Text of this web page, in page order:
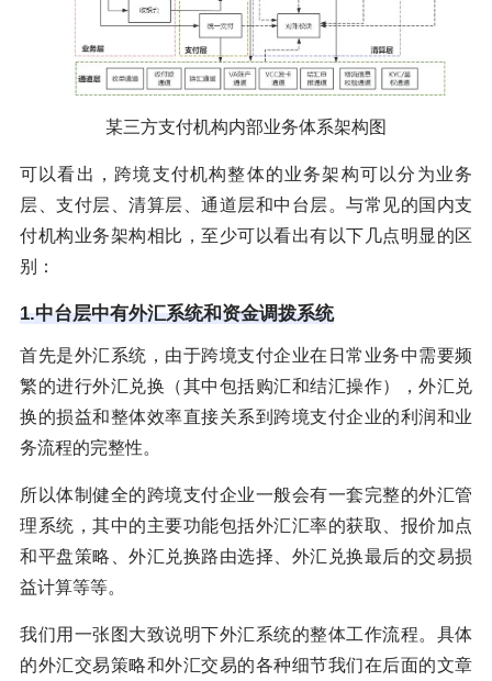
某三方支付机构内部业务体系架构图
可以看出，跨境支付机构整体的业务架构可以分为业务
层、支付层、清算层、通道层和中台层。与常见的国内支
付机构业务架构相比，至少可以看出有以下几点明显的区
别：
1.中台层中有外汇系统和资金调拨系统
首先是外汇系统，由于跨境支付企业在日常业务中需要频
繁的进行外汇兑换（其中包括购汇和结汇操作），外汇兑
换的损益和整体效率直接关系到跨境支付企业的利润和业
务流程的完整性。
所以体制健全的跨境支付企业一般会有一套完整的外汇管
理系统，其中的主要功能包括外汇汇率的获取、报价加点
和平盘策略、外汇兑换路由选择、外汇兑换最后的交易损
益计算等等。
我们用一张图大致说明下外汇系统的整体工作流程。具体
的外汇交易策略和外汇交易的各种细节我们在后面的文章